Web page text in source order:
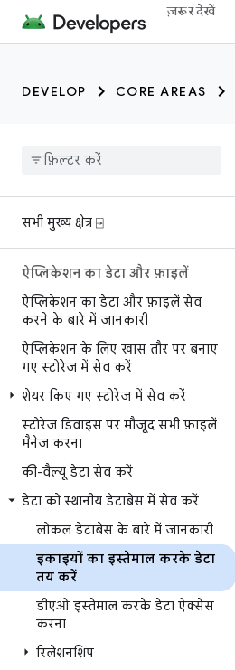
ज़रूर देखें
DEVELOP CORE AREAS
सभी मुख्य क्षेत्र ⍈
ऐप्लिकेशन का डेटा और फ़ाइलें
ऐप्लिकेशन का डेटा और फ़ाइलें सेव
करने के बारे में जानकारी
ऐप्लिकेशन के लिए खास तौर पर बनाए
गए स्टोरेज में सेव करें
शेयर किए गए स्टोरेज में सेव करें
स्टोरेज डिवाइस पर मौजूद सभी फ़ाइलें
मैनेज करना
की-वैल्यू डेटा सेव करें
डेटा को स्थानीय डेटाबेस में सेव करें
लोकल डेटाबेस के बारे में जानकारी
इकाइयों का इस्तेमाल करके डेटा
तय करें
डीएओ इस्तेमाल करके डेटा ऐक्सेस
करना
रिलेशनशिप